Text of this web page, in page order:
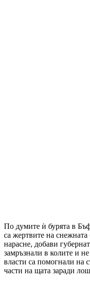
По думите ѝ бурята в
са жертвите на
нарасне, добави
замръзнали в колите и
власти са помогнали на
части на щата заради